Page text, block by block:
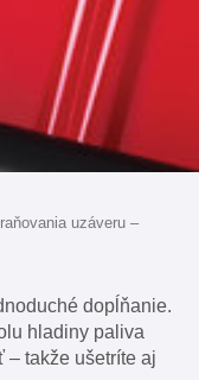
uzáveru –
dopĺňanie.
hladiny paliva
– takže ušetríte aj